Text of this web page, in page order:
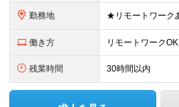
勤務地
働き方 リモートワークOK
残業時間 30時間以内